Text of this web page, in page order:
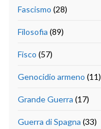
Fascismo (28)
Filosofia (89)
Fisco (57)
Genocidio armeno (11)
Grande Guerra (17)
Guerra di Spagna (33)